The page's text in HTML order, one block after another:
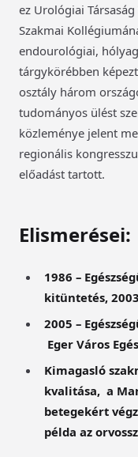
ez Urológiai
Szakmai
endourológiai,
tárgykörébben
osztály három
tudományos ülést
közleménye jelent
regionális
előadást tartott.
Elismerései:
1986 –
kitüntetés,
2005 –
Eger Város
Kimagasló
kvalitása, a
betegekért
példa az